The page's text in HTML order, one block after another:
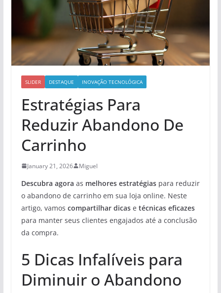
SLIDER DESTAQUE INOVAÇÃO TECNOLÓGICA
Estratégias Para
Reduzir Abandono De
Carrinho
January 21, 2026 Miguel
Descubra agora as melhores estratégiaspara reduzir
o abandono de carrinho em sua loja online. Neste
artigo, vamos compartilhar dicase técnicas eficazes
para manter seus clientes engajados até a conclusão
da compra.
5 Dicas Infalíveis para
Diminuir o Abandono